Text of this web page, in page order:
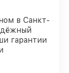
в Санкт-
гарантии